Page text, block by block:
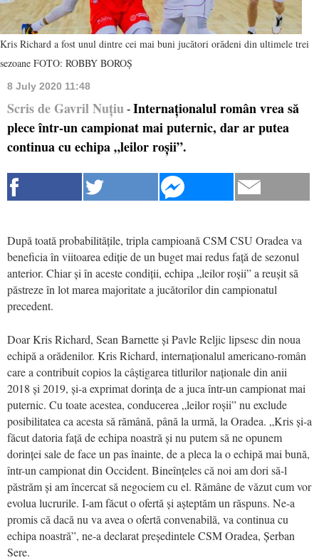
Kris Richard a fost unul dintre cei mai buni jucători orădeni din ultimele trei
sezoane FOTO: ROBBY BOROȘ
8 July 2020 11:48
Scris de Gavril Nuțiu - Internaționalul român vrea să
plece într-un campionat mai puternic, dar ar putea
continua cu echipa „leilor roșii”.
După toată probabilitățile, tripla campioană CSM CSU Oradea va
beneficia în viitoarea ediție de un buget mai redus față de sezonul
anterior. Chiar și în aceste condiții, echipa „leilor roșii” a reușit să
păstreze în lot marea majoritate a jucătorilor din campionatul
precedent.
Doar Kris Richard, Sean Barnette și Pavle Reljic lipsesc din noua
echipă a orădenilor. Kris Richard, internaționalul americano-român
care a contribuit copios la câștigarea titlurilor naționale din anii
2018 și 2019, și-a exprimat dorința de a juca într-un campionat mai
puternic. Cu toate acestea, conducerea „leilor roșii” nu exclude
posibilitatea ca acesta să rămână, până la urmă, la Oradea. „Kris și-a
făcut datoria față de echipa noastră și nu putem să ne opunem
dorinței sale de face un pas înainte, de a pleca la o echipă mai bună,
într-un campionat din Occident. Bineînțeles că noi am dori să-l
păstrăm și am încercat să negociem cu el. Rămâne de văzut cum vor
evolua lucrurile. I-am făcut o ofertă și așteptăm un răspuns. Ne-a
promis că dacă nu va avea o ofertă convenabilă, va continua cu
echipa noastră”, ne-a declarat președintele CSM Oradea, Șerban
Sere.